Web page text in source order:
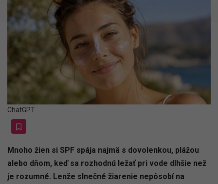
ChatGPT
Mnoho žien si SPF spája najmä s dovolenkou, plážou
alebo dňom, keď sa rozhodnú ležať pri vode dlhšie než
je rozumné. Lenže slnečné žiarenie nepôsobí na